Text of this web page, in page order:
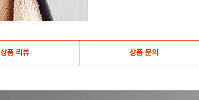
상품 리뷰 상품 문의